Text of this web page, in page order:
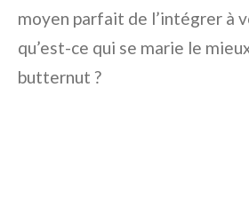
moyen parfait de l’intégrer à
qu’est-ce qui se marie le
butternut ?